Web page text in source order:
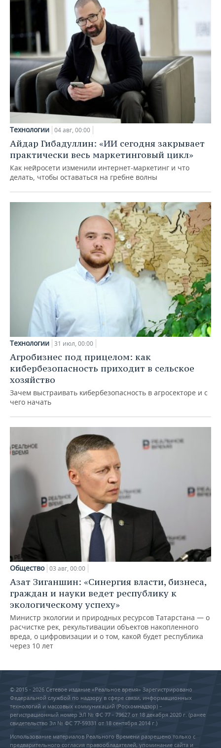
Технологии 04 авг, 00:00
Айдар Гибадуллин: «ИИ сегодня закрывает
практически весь маркетинговый цикл»
Как нейросети изменили интернет-маркетинг и что
делать, чтобы оставаться на гребне волны
Технологии 31 июл, 00:00
Агробизнес под прицелом: как
кибербезопасность приходит в сельское
хозяйство
Зачем выстраивать кибербезопасность в агросекторе и с
чего начать
Общество 03 авг, 00:00
Азат Зиганшин: «Синергия власти, бизнеса,
граждан и науки ведет республику к
экологическому успеху»
Министр экологии и природных ресурсов Татарстана — о
расчистке рек, рекультивации объектов накопленного
вреда, о цифровизации и о том, какой будет республика
через 10 лет
© 2015 - 2026 Сетевое издание «Реальное время» Зарегистрировано
Федеральной службой по надзору в сфере связи, информационных
технологий и массовых коммуникаций (Роскомнадзор) –
регистрационный номер ЭЛ № ФС 77 - 79627 от 18 декабря 2020 г. (ранее
свидетельство Эл № ФС 77-59331 от 18 сентября 2014 г.)
Использование материалов Реального Времени разрешено только с
предварительного согласия правообладателей, упоминание сайта и